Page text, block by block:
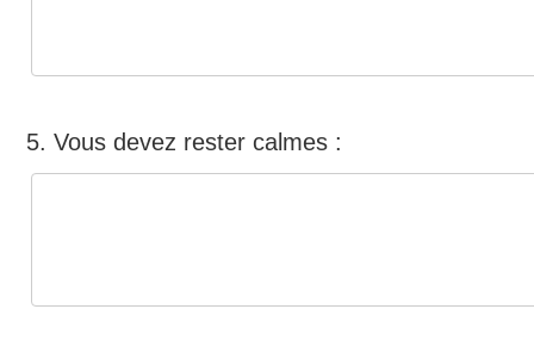
5. Vous devez rester calmes :